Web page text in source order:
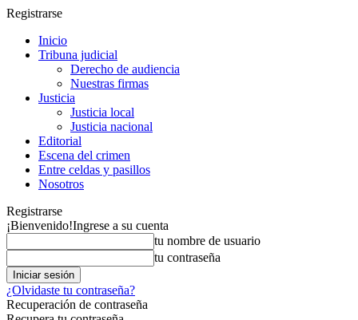
Registrarse
Inicio
Tribuna judicial
Derecho de audiencia
Nuestras firmas
Justicia
Justicia local
Justicia nacional
Editorial
Escena del crimen
Entre celdas y pasillos
Nosotros
Registrarse
¡Bienvenido!Ingrese a su cuenta
tu nombre de usuario
tu contraseña
¿Olvidaste tu contraseña?
Recuperación de contraseña